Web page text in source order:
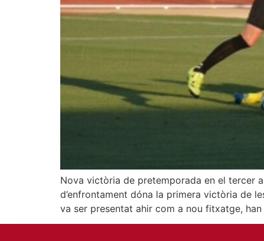
Nova victòria de pretemporada en el tercer
d’enfrontament dóna la primera victòria de
va ser presentat ahir com a nou fitxatge,